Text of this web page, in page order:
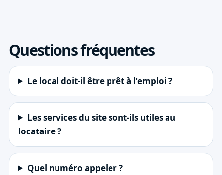
Questions fréquentes
Le local doit-il être prêt à l’emploi ?
Les services du site sont-ils utiles au
locataire ?
Quel numéro appeler ?